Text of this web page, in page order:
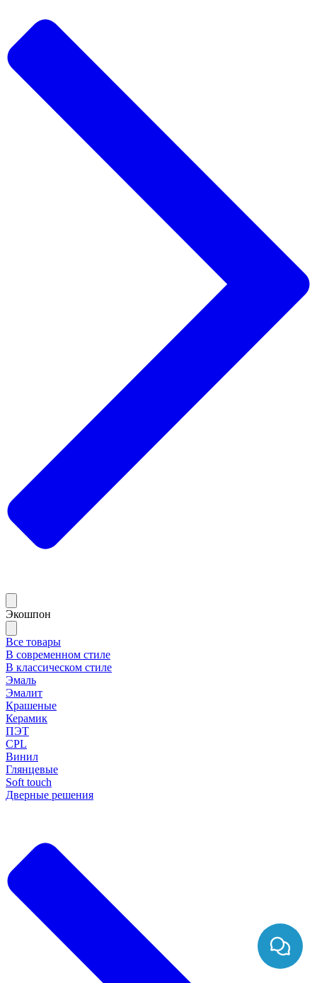
Экошпон
Все товары
В современном стиле
В классическом стиле
Эмаль
Эмалит
Крашеные
Керамик
ПЭТ
CPL
Винил
Глянцевые
Soft touch
Дверные решения